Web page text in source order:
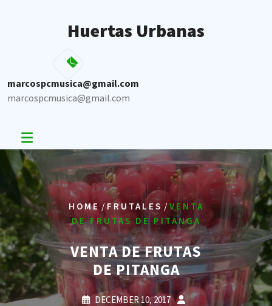
Huertas Urbanas
marcospcmusica@gmail.com
marcospcmusica@gmail.com
HOME /FRUTALES /VENTA
DE FRUTAS DE PITANGA
VENTA DE FRUTAS
DE PITANGA
DECEMBER 10, 2017